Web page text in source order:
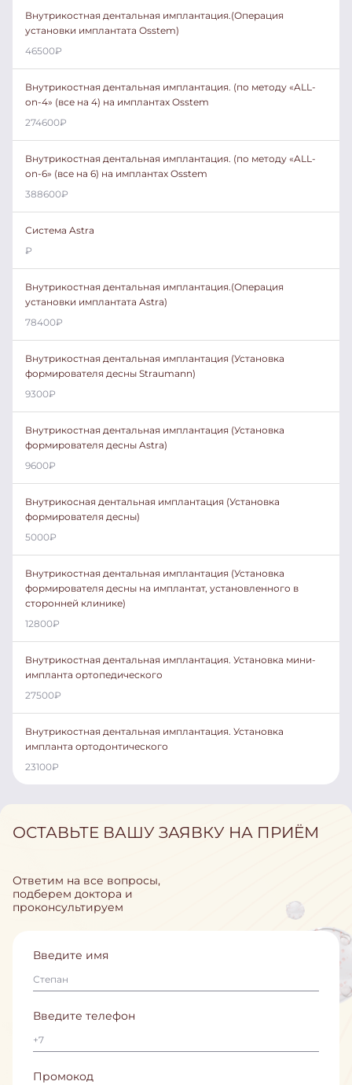
Внутрикостная дентальная имплантация.(Операция
установки имплантата Osstem)
46500₽
Внутрикостная дентальная имплантация. (по методу «ALL-
on-4» (все на 4) на имплантах Osstem
274600₽
Внутрикостная дентальная имплантация. (по методу «ALL-
on-6» (все на 6) на имплантах Osstem
388600₽
Система Astra
₽
Внутрикостная дентальная имплантация.(Операция
установки имплантата Astra)
78400₽
Внутрикостная дентальная имплантация (Установка
формирователя десны Straumann)
9300₽
Внутрикостная дентальная имплантация (Установка
формирователя десны Astra)
9600₽
Внутрикосная дентальная имплантация (Установка
формирователя десны)
5000₽
Внутрикостная дентальная имплантация (Установка
формирователя десны на имплантат, установленного в
сторонней клинике)
12800₽
Внутрикостная дентальная имплантация. Установка мини-
импланта ортопедического
27500₽
Внутрикостная дентальная имплантация. Установка
импланта ортодонтического
23100₽
ОСТАВЬТЕ ВАШУ ЗАЯВКУ НА ПРИЁМ
Ответим на все вопросы,
подберем доктора и
проконсультируем
Введите имя
Введите телефон
Промокод